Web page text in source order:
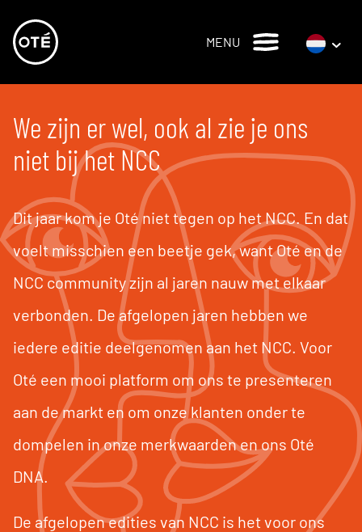
MENU
We zijn er wel, ook al zie je ons
niet bij het NCC
Dit jaar kom je Oté niet tegen op het NCC. En dat
voelt misschien een beetje gek, want Oté en de
NCC community zijn al jaren nauw met elkaar
verbonden. De afgelopen jaren hebben we
iedere editie deelgenomen aan het NCC. Voor
Oté een mooi platform om ons te presenteren
aan de markt en om onze klanten onder te
dompelen in onze merkwaarden en ons Oté
DNA.
De afgelopen edities van NCC is het voor ons